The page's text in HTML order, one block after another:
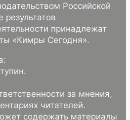
Российской
принадлежат
«Кимры Сегодня».
за мнения,
читателей.
содержать материалы